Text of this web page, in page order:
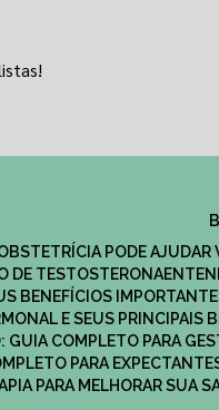
PODE AJUDAR
DE TESTOSTERONA
BENEFÍCIOS
E SEUS PRINCIPAIS
GUIA COMPLETO PARA
PARA
PARA MELHORAR SUA